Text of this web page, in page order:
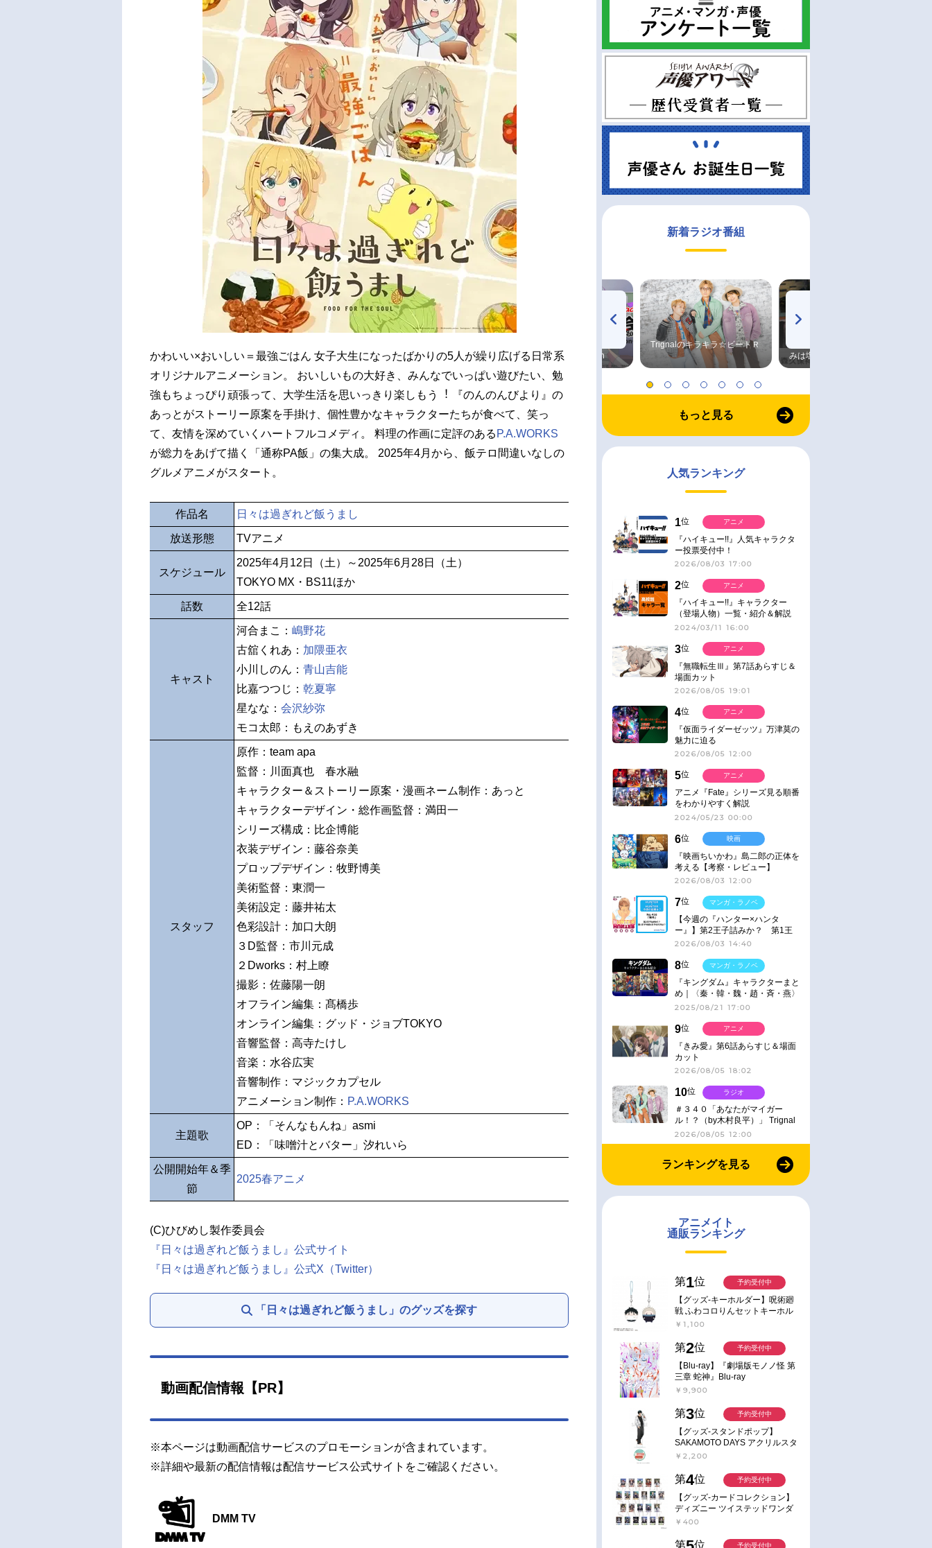
かわいい×おいしい＝最強ごはん 女子大生になったばかりの5人が繰り広げる日常系
オリジナルアニメーション。 おいしいもの大好き、みんなでいっぱい遊びたい、勉
強もちょっぴり頑張って、大学生活を思いっきり楽しもう︕ 『のんのんびより』の
あっとがストーリー原案を手掛け、個性豊かなキャラクターたちが食べて、笑っ
て、友情を深めていくハートフルコメディ。 料理の作画に定評のある P.A.WORKS
が総力をあげて描く「通称PA飯」の集大成。 2025年4月から、飯テロ間違いなしの
グルメアニメがスタート。
作品名 日々は過ぎれど飯うまし
放送形態 TVアニメ
スケジュール
2025年4月12日（土）～2025年6月28日（土）
TOKYO MX・BS11ほか
話数 全12話
キャスト
河合まこ： 嶋野花
古舘くれあ： 加隈亜衣
小川しのん： 青山吉能
比嘉つつじ： 乾夏寧
星なな： 会沢紗弥
モコ太郎：もえのあずき
スタッフ
原作：team apa
監督：川面真也 春水融
キャラクター＆ストーリー原案・漫画ネーム制作：あっと
キャラクターデザイン・総作画監督：満田一
シリーズ構成：比企博能
衣装デザイン：藤谷奈美
プロップデザイン：牧野博美
美術監督：東潤一
美術設定：藤井祐太
色彩設計：加口大朗
３D監督：市川元成
２Dworks：村上瞭
撮影：佐藤陽一朗
オフライン編集：髙橋歩
オンライン編集：グッド・ジョブTOKYO
音響監督：高寺たけし
音楽：水谷広実
音響制作：マジックカプセル
アニメーション制作： P.A.WORKS
主題歌
OP：「そんなもんね」asmi
ED：「味噌汁とバター」汐れいら
公開開始年＆季
節
2025春アニメ
(C)ひびめし製作委員会
『日々は過ぎれど飯うまし』公式サイト
『日々は過ぎれど飯うまし』公式X（Twitter）
「日々は過ぎれど飯うまし」のグッズを探す
動画配信情報【PR】
※本ページは動画配信サービスのプロモーションが含まれています。
※詳細や最新の配信情報は配信サービス公式サイトをご確認ください。
DMM TV
新着ラジオ番組
♪ in アニメイトタイムズ
radio 大直会 2nd season
Trignalのキラキラ☆ビートＲ
みは塩だけ
もっと見る
人気ランキング
1位
『ハイキュー!!』人気キャラクタ
ー投票受付中！
2026/08/03 17:00
アニメ
2位
『ハイキュー!!』キャラクター
（登場人物）一覧・紹介＆解説
2024/03/11 16:00
アニメ
3位
『無職転生Ⅲ』第7話あらすじ＆
場面カット
2026/08/05 19:01
アニメ
4位
『仮面ライダーゼッツ』万津莫の
魅力に迫る
2026/08/05 12:00
アニメ
5位
アニメ『Fate』シリーズ見る順番
をわかりやすく解説
2024/05/23 00:00
アニメ
6位
『映画ちいかわ』島二郎の正体を
考える【考察・レビュー】
2026/08/03 12:00
映画
7位
【今週の『ハンター×ハンタ
ー』】第2王子詰みか？ 第1王
子と第4王子が対峙「発令」＜
2026/08/03 14:40
マンガ・ラノベ
8位
『キングダム』キャラクターまと
め｜〈秦・韓・魏・趙・斉・燕〉
2025/08/21 17:00
マンガ・ラノベ
9位
『きみ愛』第6話あらすじ＆場面
カット
2026/08/05 18:02
アニメ
10位
＃３４０「あなたがマイガー
ル！？（by木村良平）」 Trignal
のキラキラ☆ビートＲ
2026/08/05 12:00
ラジオ
ランキングを見る
アニメイト
通販ランキング
第1位
【グッズ-キーホルダー】呪術廻
戦 ふわコロりんセットキーホル
ダー【アニメイト特典付】
￥1,100
予約受付中
第2位
【Blu-ray】『劇場版モノノ怪 第
三章 蛇神』Blu-ray
￥9,900
予約受付中
第3位
【グッズ-スタンドポップ】
SAKAMOTO DAYS アクリルスタ
ンド～Sunny Afternoon～ 4.南雲
￥2,200
予約受付中
第4位
【グッズ-カードコレクション】
ディズニー ツイステッドワンダ
ーランド ランダムカードコレク
￥400
予約受付中
第 位 予約受付中